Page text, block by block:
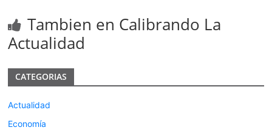
Tambien en Calibrando La
Actualidad
CATEGORIAS
Actualidad
Economía